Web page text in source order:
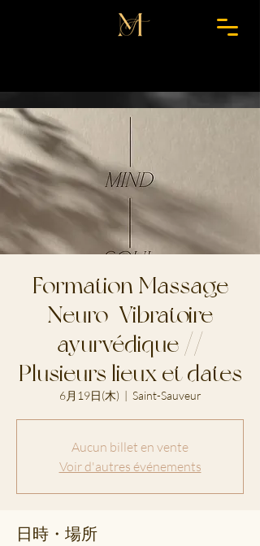
Formation Massage
Neuro-Vibratoire
ayurvédique //
Plusieurs lieux et dates
6月19日(木)
  |
Saint-Sauveur
Aucun billet en vente
Voir d'autres événements
日時・場所